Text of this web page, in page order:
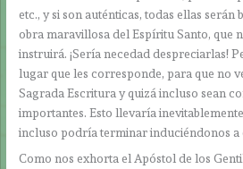
etc., y si son auténticas, todas ellas serán
obra maravillosa del Espíritu Santo, que
instruirá. ¡Sería necedad despreciarlas!
lugar que les corresponde, para que no
Sagrada Escritura y quizá incluso sean
importantes. Esto llevaría
incluso podría terminar induciéndonos a
Como nos exhorta el Apóstol de los